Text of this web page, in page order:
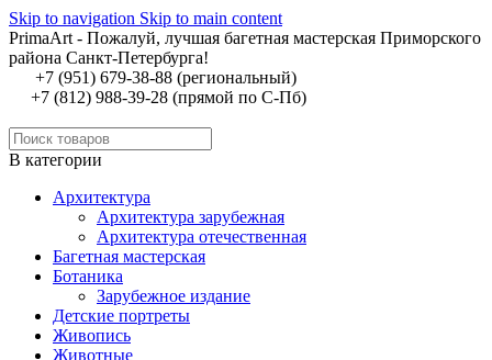
Skip to navigation Skip to main content
PrimaArt - Пожалуй, лучшая багетная мастерская Приморского
района Санкт-Петербурга!
+7 (951) 679-38-88 (региональный)
+7 (812) 988-39-28 (прямой по С-Пб)
В категории
Архитектура
Архитектура зарубежная
Архитектура отечественная
Багетная мастерская
Ботаника
Зарубежное издание
Детские портреты
Живопись
Животные